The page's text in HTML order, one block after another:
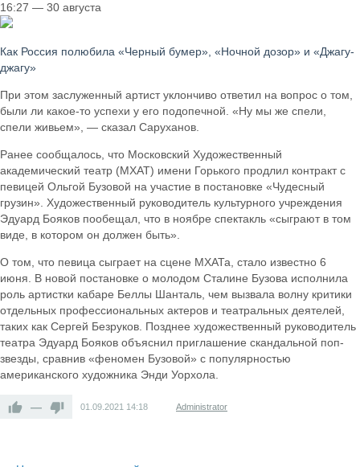
16:27 — 30 августа
Как Россия полюбила «Черный бумер», «Ночной дозор» и «Джагу-
джагу»
При этом заслуженный артист уклончиво ответил на вопрос о том,
были ли какое-то успехи у его подопечной. «Ну мы же спели,
спели живьем», — сказал Саруханов.
Ранее сообщалось, что Московский Художественный
академический театр (МХАТ) имени Горького продлил контракт с
певицей Ольгой Бузовой на участие в постановке «Чудесный
грузин». Художественный руководитель культурного учреждения
Эдуард Бояков пообещал, что в ноябре спектакль «сыграют в том
виде, в котором он должен быть».
О том, что певица сыграет на сцене МХАТа, стало известно 6
июня. В новой постановке о молодом Сталине Бузова исполнила
роль артистки кабаре Беллы Шанталь, чем вызвала волну критики
отдельных профессиональных актеров и театральных деятелей,
таких как Сергей Безруков. Позднее художественный руководитель
театра Эдуард Бояков объяснил приглашение скандальной поп-
звезды, сравнив «феномен Бузовой» с популярностью
американского художника Энди Уорхола.
— 01.09.2021 14:18 Administrator